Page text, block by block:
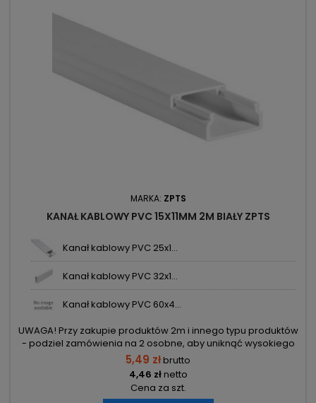
MARKA: ZPTS
KANAŁ KABLOWY PVC 15X11MM 2M BIAŁY ZPTS
Kanał kablowy PVC 25x1...
Kanał kablowy PVC 32x1...
Kanał kablowy PVC 60x4...
UWAGA! Przy zakupie produktów 2m i innego typu produktów
- podziel zamówienia na 2 osobne, aby uniknąć wysokiego
kosztu transportu! Zamów osobno produkty 2m i osobno inne
elementy.
5,49 złbrutto
4,46 złnetto
Cena za szt.